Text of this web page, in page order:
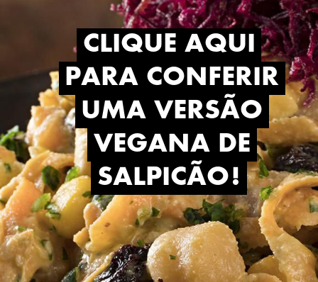
CLIQUE AQUI
PARA CONFERIR
UMA VERSÃO
VEGANA DE
SALPICÃO!
CLIQUE AQUI
PARA CONFERIR
UMA VERSÃO
VEGANA DE
SALPICÃO!